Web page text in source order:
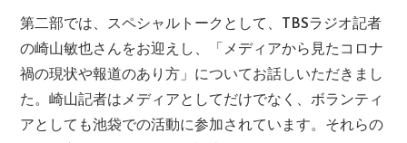
第二部では、スペシャルトークとして、TBSラジオ記者
の崎山敏也さんをお迎えし、「メディアから見たコロナ
禍の現状や報道のあり方」についてお話しいただきまし
た。崎山記者はメディアとしてだけでなく、ボランティ
アとしても池袋での活動に参加されています。それらの